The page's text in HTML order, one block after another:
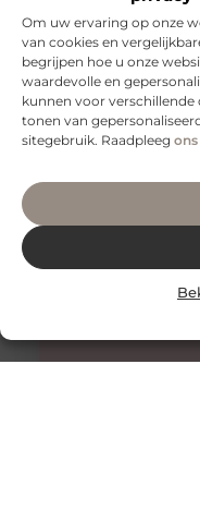
Om uw ervaring op onze
van cookies en
begrijpen hoe u onze
waardevolle en
kunnen voor
tonen van
sitegebruik. Raadpleeg
Tips voor een goede
Een gezonde en
functioneren van je
voor